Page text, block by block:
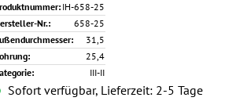
IH-658-25
Nr.:
658-25
31,5
25,4
III-II
Sofort verfügbar, Lieferzeit: 2-5 Tage